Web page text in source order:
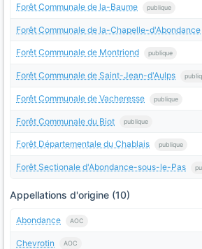
Forêt Communale de la-Baume publique
Forêt Communale de la-Chapelle-d'Abondance
Forêt Communale de Montriond publique
Forêt Communale de Saint-Jean-d'Aulps
Forêt Communale de Vacheresse publique
Forêt Communale du Biot publique
Forêt Départementale du Chablais publique
Forêt Sectionale d'Abondance-sous-le-Pas
Appellations d'origine (10)
Abondance AOC
Chevrotin AOC